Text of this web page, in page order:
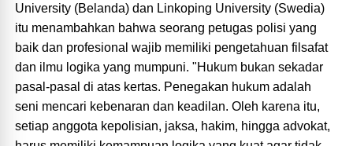
University (Belanda) dan Linkoping University (Swedia)
itu menambahkan bahwa seorang petugas polisi yang
baik dan profesional wajib memiliki pengetahuan filsafat
dan ilmu logika yang mumpuni. "Hukum bukan sekadar
pasal-pasal di atas kertas. Penegakan hukum adalah
seni mencari kebenaran dan keadilan. Oleh karena itu,
setiap anggota kepolisian, jaksa, hakim, hingga advokat,